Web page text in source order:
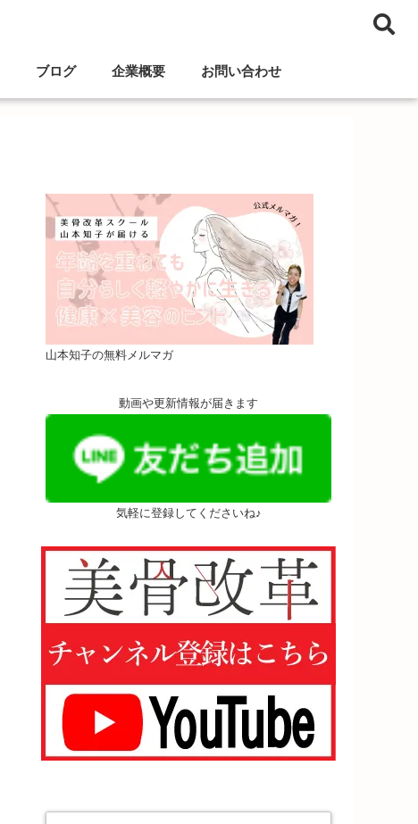
ブログ 企業概要 お問い合わせ
山本知子の無料メルマガ
動画や更新情報が届きます
気軽に登録してくださいね♪